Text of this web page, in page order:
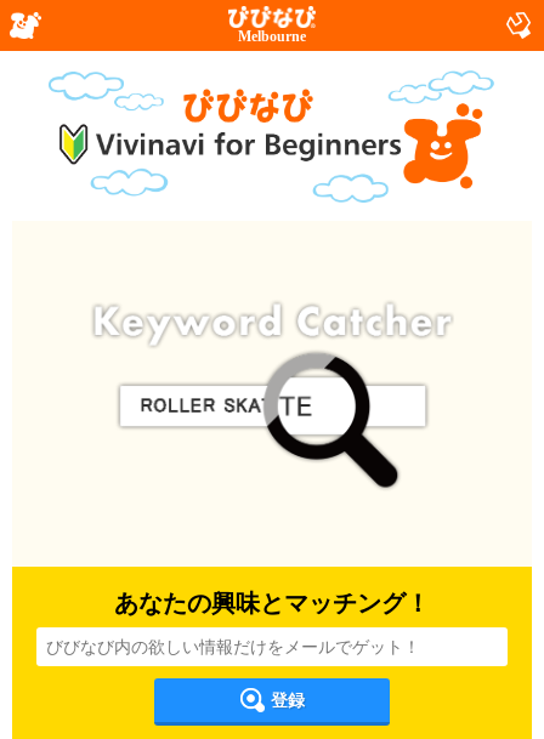
Melbourne
あなたの興味とマッチング！
登録